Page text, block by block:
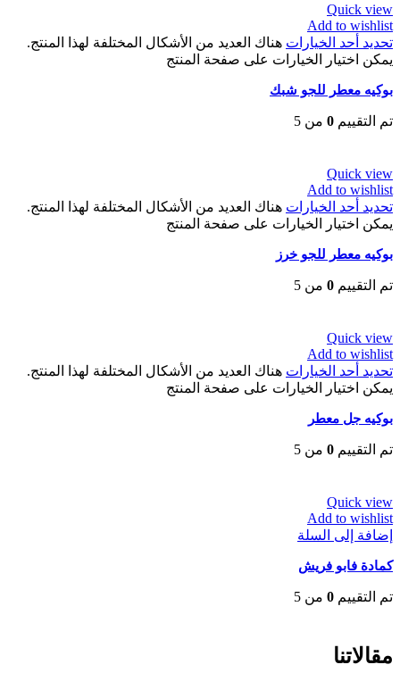
Quick view
Add to wishlist
تحديد أحد الخيارات هناك العديد من الأشكال المختلفة لهذا المنتج.
يمكن اختيار الخيارات على صفحة المنتج
بوكيه معطر للجو شبك
تم التقييم 0 من 5
Quick view
Add to wishlist
تحديد أحد الخيارات هناك العديد من الأشكال المختلفة لهذا المنتج.
يمكن اختيار الخيارات على صفحة المنتج
بوكيه معطر للجو خرز
تم التقييم 0 من 5
Quick view
Add to wishlist
تحديد أحد الخيارات هناك العديد من الأشكال المختلفة لهذا المنتج.
يمكن اختيار الخيارات على صفحة المنتج
بوكيه جل معطر
تم التقييم 0 من 5
Quick view
Add to wishlist
إضافة إلى السلة
كمادة فابو فريش
تم التقييم 0 من 5
مقالاتنا